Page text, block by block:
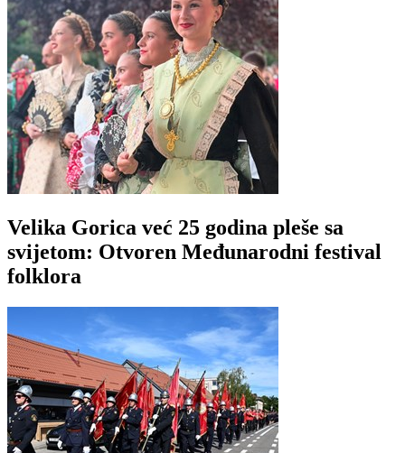
Velika Gorica već 25 godina pleše sa
svijetom: Otvoren Međunarodni festival
folklora